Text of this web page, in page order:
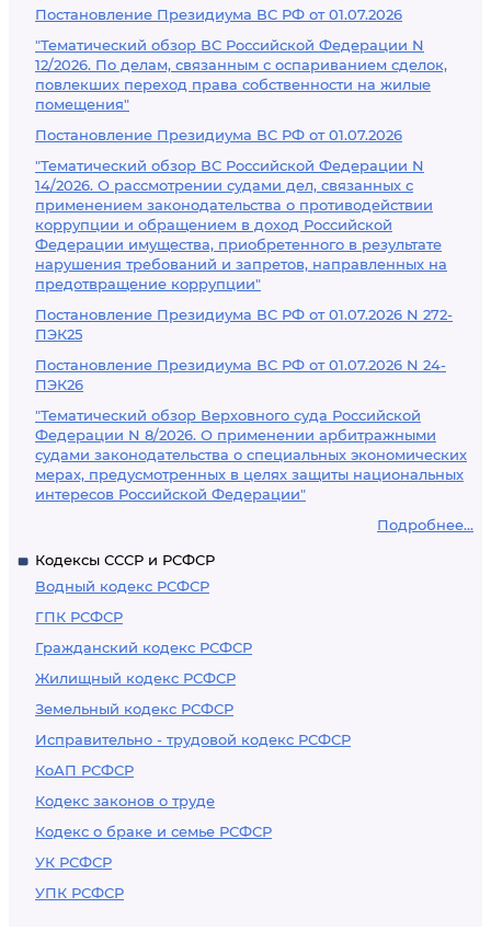
Постановление Президиума ВС РФ от 01.07.2026
"Тематический обзор ВС Российской Федерации N
12/2026. По делам, связанным с оспариванием сделок,
повлекших переход права собственности на жилые
помещения"
Постановление Президиума ВС РФ от 01.07.2026
"Тематический обзор ВС Российской Федерации N
14/2026. О рассмотрении судами дел, связанных с
применением законодательства о противодействии
коррупции и обращением в доход Российской
Федерации имущества, приобретенного в результате
нарушения требований и запретов, направленных на
предотвращение коррупции"
Постановление Президиума ВС РФ от 01.07.2026 N 272-
ПЭК25
Постановление Президиума ВС РФ от 01.07.2026 N 24-
ПЭК26
"Тематический обзор Верховного суда Российской
Федерации N 8/2026. О применении арбитражными
судами законодательства о специальных экономических
мерах, предусмотренных в целях защиты национальных
интересов Российской Федерации"
Подробнее...
Кодексы СССР и РСФСР
Водный кодекс РСФСР
ГПК РСФСР
Гражданский кодекс РСФСР
Жилищный кодекс РСФСР
Земельный кодекс РСФСР
Исправительно - трудовой кодекс РСФСР
КоАП РСФСР
Кодекс законов о труде
Кодекс о браке и семье РСФСР
УК РСФСР
УПК РСФСР